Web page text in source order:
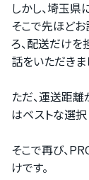
しかし、埼玉県
そこで先ほど
ろ、配送だけを
話をいただきま
ただ、運送距離
はベストな選択
そこで再び、
けです。